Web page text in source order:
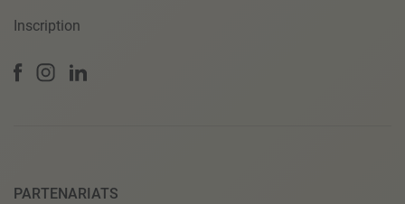
Inscription
PARTENARIATS